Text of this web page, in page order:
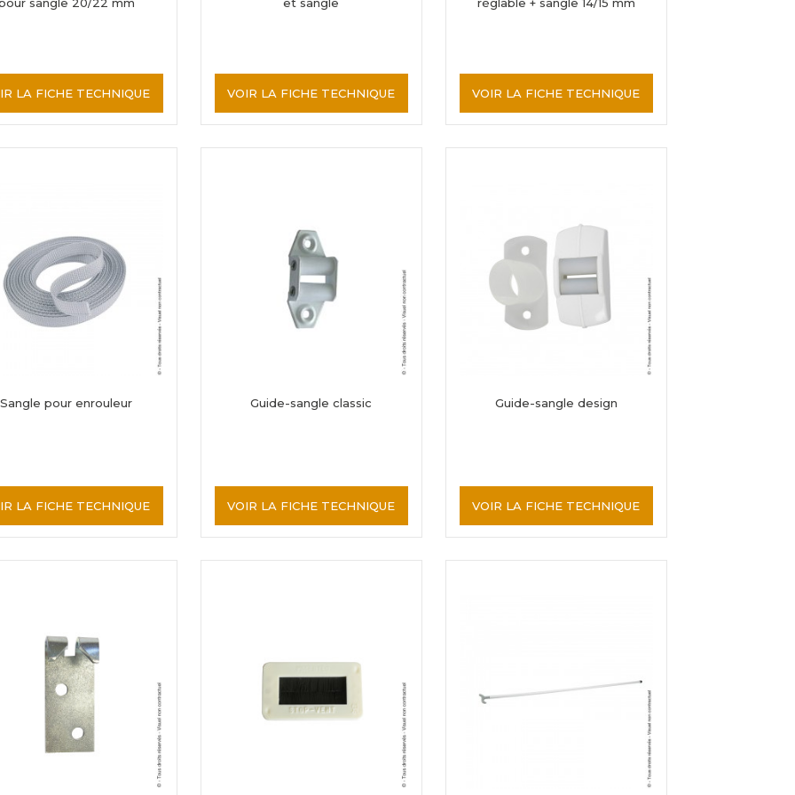
LA FICHE TECHNIQUE VOIR LA FICHE TECHNIQUE VOIR LA FICHE TECHNIQUE
Sangle pour enrouleur
LA FICHE TECHNIQUE
Guide-sangle classic
VOIR LA FICHE TECHNIQUE
Guide-sangle design
VOIR LA FICHE TECHNIQUE